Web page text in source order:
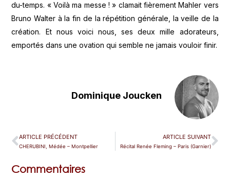
du-temps. « Voilà ma messe ! » clamait fièrement Mahler vers
Bruno Walter à la fin de la répétition générale, la veille de la
création. Et nous voici nous, ses deux mille adorateurs,
emportés dans une ovation qui semble ne jamais vouloir finir.
Dominique Joucken
ARTICLE PRÉCÉDENT
CHERUBINI, Médée – Montpellier
ARTICLE SUIVANT
Récital Renée Fleming – Paris (Garnier)
Commentaires